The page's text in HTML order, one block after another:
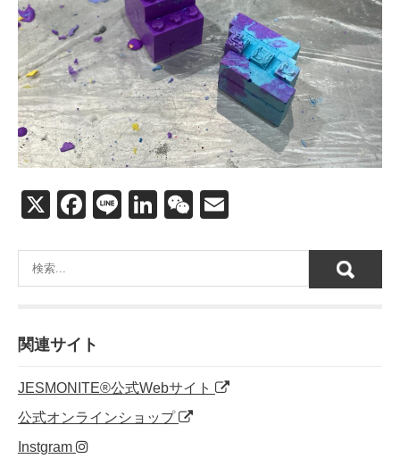
X
F
c
e
o
o
k
Li
e
Li
k
e
W
C
h
ail
関連サイト
JESMONITE®公式Webサイト
公式オンラインショップ
Instgram